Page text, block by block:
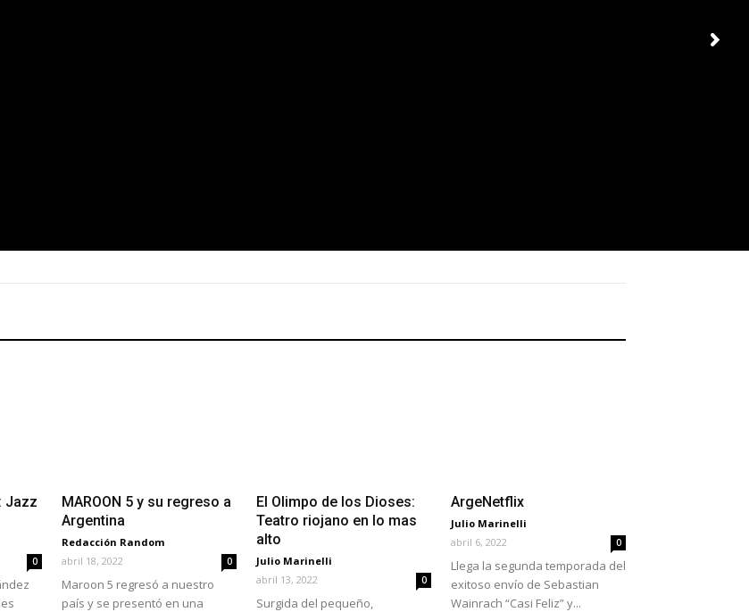
Jazz
0
MAROON 5 y su regreso a
Argentina
Redacción Random
abril 18, 2022
0
Maroon 5 regresó a nuestro
país y se presentó en una
El Olimpo de los Dioses:
Teatro riojano en lo mas
alto
Julio Marinelli
abril 13, 2022
0
Surgida del pequeño,
ArgeNetflix
Julio Marinelli
abril 6, 2022
0
Llega la segunda temporada del
exitoso envío de Sebastian
Wainrach “Casi Feliz” y...